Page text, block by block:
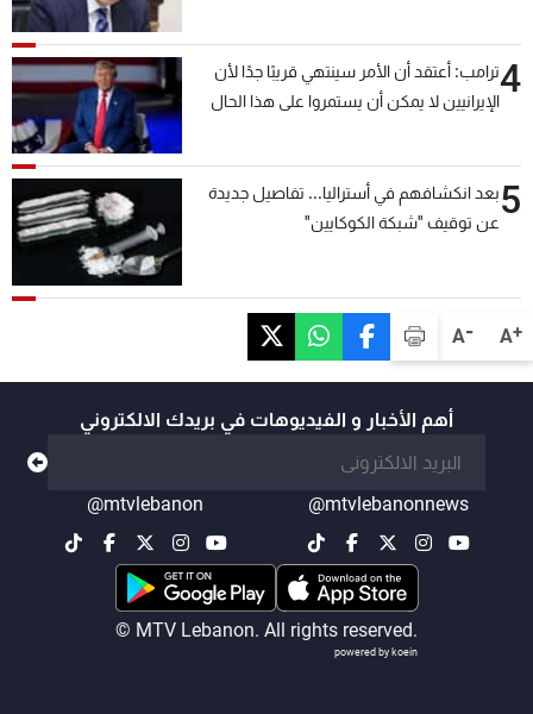
A+
A-
4ترامب: أعتقد أن الأمر سينتهي قريبًا جدًا لأن
الإيرانيين لا يمكن أن يستمروا على هذا الحال
5بعد انكشافهم في أستراليا... تفاصيل جديدة
عن توقيف "شبكة الكوكايين"
أهم الأخبار و الفيديوهات في بريدك الالكتروني
@mtvlebanonnews
@mtvlebanon
© MTV Lebanon. All rights reserved.
powered by koein